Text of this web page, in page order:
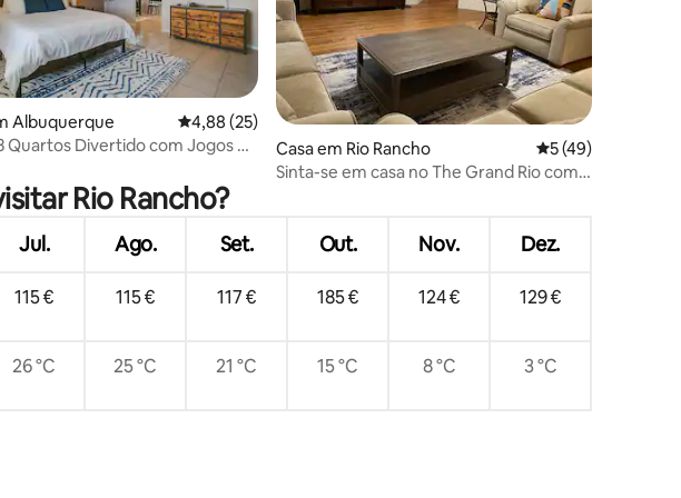
4,94 em 5 estrelas, 34avaliações
Albuquerque Classificação média de 4,88 em 5 estrelas, 25avaliações
4,88 (25)
Quartos Divertido com Jogos e
Casa em Rio Rancho Classificação
5 (49)
Sinta-se em casa no The Grand Rio com
Rio Rancho?
Jul. Ago. Set. Out. Nov. Dez.
115 € 115 € 117 € 185 € 124 € 129 €
26 °C 25 °C 21 °C 15 °C 8 °C 3 °C